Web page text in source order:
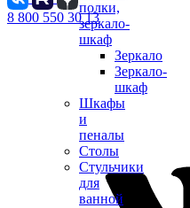
полки,
зеркало-
шкаф
Зеркало
Зеркало-
шкаф
Шкафы
и
пеналы
Столы
Стульчики
для
ванной
8 800 550 30 13